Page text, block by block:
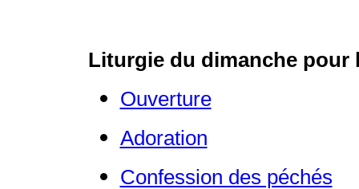
Liturgie du dimanche pour
Ouverture
Adoration
Confession des péchés